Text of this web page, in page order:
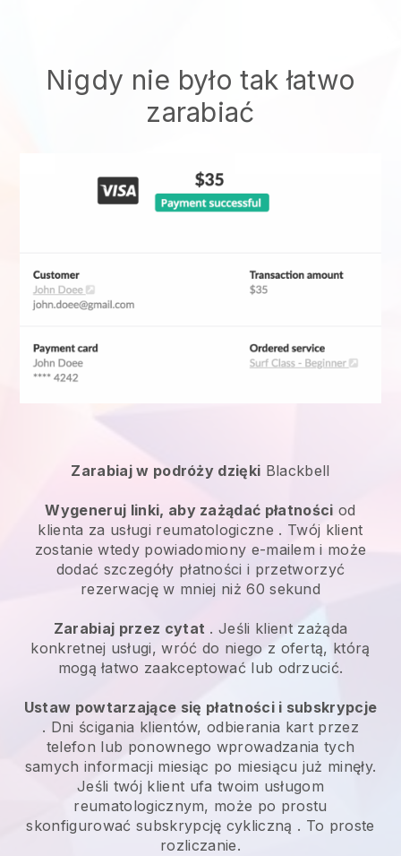
Nigdy nie było tak łatwo
zarabiać
Zarabiaj w podróży dzięki Blackbell
Wygeneruj linki, aby zażądać płatności od
klienta za usługi reumatologiczne . Twój klient
zostanie wtedy powiadomiony e-mailem i może
dodać szczegóły płatności i przetworzyć
rezerwację w mniej niż 60 sekund
Zarabiaj przez cytat . Jeśli klient zażąda
konkretnej usługi, wróć do niego z ofertą, którą
mogą łatwo zaakceptować lub odrzucić.
Ustaw powtarzające się płatności i subskrypcje
. Dni ścigania klientów, odbierania kart przez
telefon lub ponownego wprowadzania tych
samych informacji miesiąc po miesiącu już minęły.
Jeśli twój klient ufa twoim usługom
reumatologicznym, może po prostu
skonfigurować subskrypcję cykliczną . To proste
rozliczanie.